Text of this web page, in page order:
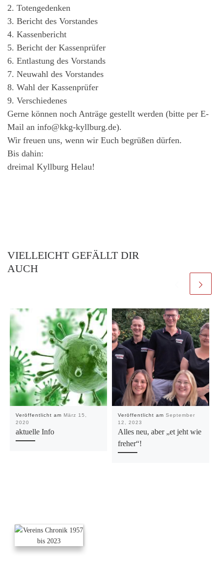
2. Totengedenken
3. Bericht des Vorstandes
4. Kassenbericht
5. Bericht der Kassenprüfer
6. Entlastung des Vorstands
7. Neuwahl des Vorstandes
8. Wahl der Kassenprüfer
9. Verschiedenes
Gerne können noch Anträge gestellt werden (bitte per E-
Mail an info@kkg-kyllburg.de).
Wir freuen uns, wenn wir Euch begrüßen dürfen.
Bis dahin:
dreimal Kyllburg Helau!
VIELLEICHT GEFÄLLT DIR
AUCH
Veröffentlicht am März 15,
2020
aktuelle Info
Veröffentlicht am September
12, 2023
Alles neu, aber „et jeht wie
freher“!